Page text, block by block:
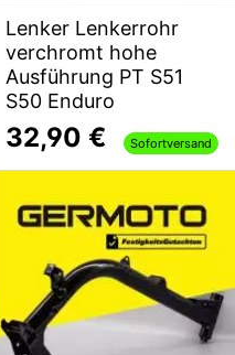
Lenker Lenkerrohr
verchromt hohe
Ausführung PT S51
S50 Enduro
32,90 € Sofortversand